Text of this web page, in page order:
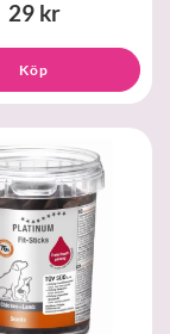
29 kr
Köp